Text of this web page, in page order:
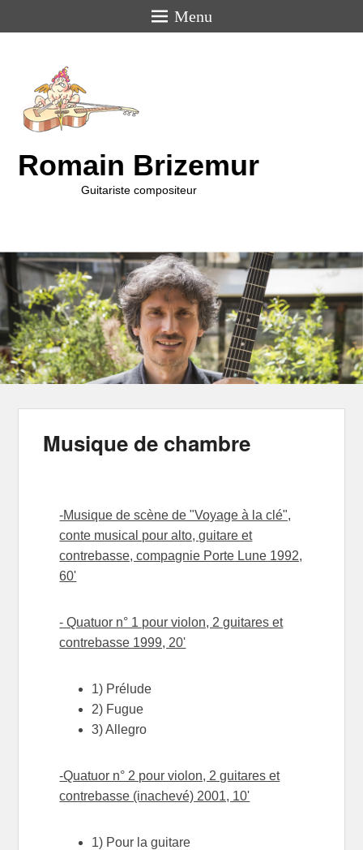
Menu
Romain Brizemur
Guitariste compositeur
Musique de chambre
-Musique de scène de "Voyage à la clé",
conte musical pour alto, guitare et
contrebasse, compagnie Porte Lune 1992,
60'
- Quatuor n° 1 pour violon, 2 guitares et
contrebasse 1999, 20'
1) Prélude
2) Fugue
3) Allegro
-Quatuor n° 2 pour violon, 2 guitares et
contrebasse (inachevé) 2001, 10'
1) Pour la guitare